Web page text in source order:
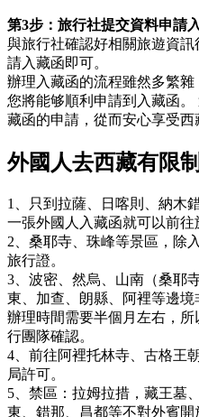
第3步：旅行社提交資料申請
與旅行社確認好相關旅遊資
請入藏函即可。
辦理入藏函的流程雖然多繁雜
您將能够順利申請到入藏函
藏函的申請，從而安心享受西
外國人去西藏有限
1、只到拉薩、日喀則、納木
一張外國人入藏函就可以前往
2、桑耶寺、珠峰等景區，除
旅行證。
3、波密、然烏、山南（桑耶
東、加查、朗縣、阿裡等邊境
辦理時間需要半個月左右，
行團隊確認。
4、前往阿裡托林寺、古格王
局許可。
5、禁區：拉姆拉措，藏王墓
東、錯那、昌都等不對外賓開